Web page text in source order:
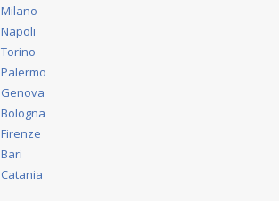
Milano
Napoli
Torino
Palermo
Genova
Bologna
Firenze
Bari
Catania